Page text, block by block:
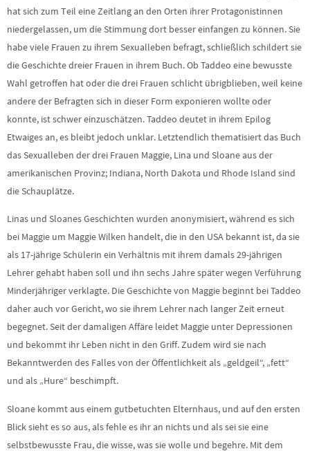
hat sich zum Teil eine Zeitlang an den Orten ihrer Protagonistinnen
niedergelassen, um die Stimmung dort besser einfangen zu können. Sie
habe viele Frauen zu ihrem Sexualleben befragt, schließlich schildert sie
die Geschichte dreier Frauen in ihrem Buch. Ob Taddeo eine bewusste
Wahl getroffen hat oder die drei Frauen schlicht übrigblieben, weil keine
andere der Befragten sich in dieser Form exponieren wollte oder
konnte, ist schwer einzuschätzen. Taddeo deutet in ihrem Epilog
Etwaiges an, es bleibt jedoch unklar. Letztendlich thematisiert das Buch
das Sexualleben der drei Frauen Maggie, Lina und Sloane aus der
amerikanischen Provinz; Indiana, North Dakota und Rhode Island sind
die Schauplätze.
Linas und Sloanes Geschichten wurden anonymisiert, während es sich
bei Maggie um Maggie Wilken handelt, die in den USA bekannt ist, da sie
als 17-jährige Schülerin ein Verhältnis mit ihrem damals 29-jährigen
Lehrer gehabt haben soll und ihn sechs Jahre später wegen Verführung
Minderjähriger verklagte. Die Geschichte von Maggie beginnt bei Taddeo
daher auch vor Gericht, wo sie ihrem Lehrer nach langer Zeit erneut
begegnet. Seit der damaligen Affäre leidet Maggie unter Depressionen
und bekommt ihr Leben nicht in den Griff. Zudem wird sie nach
Bekanntwerden des Falles von der Öffentlichkeit als „geldgeil“, „fett“
und als „Hure“ beschimpft.
Sloane kommt aus einem gutbetuchten Elternhaus, und auf den ersten
Blick sieht es so aus, als fehle es ihr an nichts und als sei sie eine
selbstbewusste Frau, die wisse, was sie wolle und begehre. Mit dem